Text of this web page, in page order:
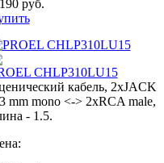
руб.
CHLP310LU15
кабель, 2xJACK
mm mono <-> 2хRCA male,
- 1.5.